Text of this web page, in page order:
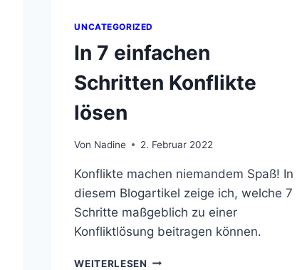
UNCATEGORIZED
In 7 einfachen
Schritten Konflikte
lösen
Von Nadine 2. Februar 2022
Konflikte machen niemandem Spaß! In
diesem Blogartikel zeige ich, welche 7
Schritte maßgeblich zu einer
Konfliktlösung beitragen können.
WEITERLESEN